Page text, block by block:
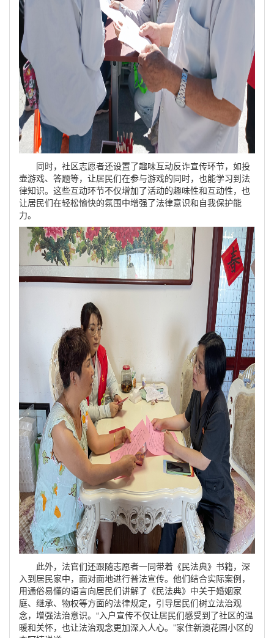
同时，社区志愿者还设置了趣味互动反诈宣传环节，如投
壶游戏、答题等，让居民们在参与游戏的同时，也能学习到法
律知识。这些互动环节不仅增加了活动的趣味性和互动性，也
让居民们在轻松愉快的氛围中增强了法律意识和自我保护能
力。
此外，法官们还跟随志愿者一同带着《民法典》书籍，深
入到居民家中，面对面地进行普法宣传。他们结合实际案例，
用通俗易懂的语言向居民们讲解了《民法典》中关于婚姻家
庭、继承、物权等方面的法律规定，引导居民们树立法治观
念，增强法治意识。“入户宣传不仅让居民们感受到了社区的温
暖和关怀，也让法治观念更加深入人心。”家住新澳花园小区的